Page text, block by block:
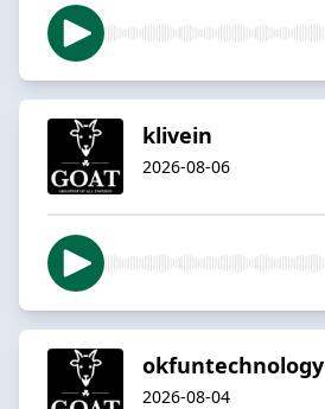
klivein
2026-08-06
okfuntechnology
2026-08-04